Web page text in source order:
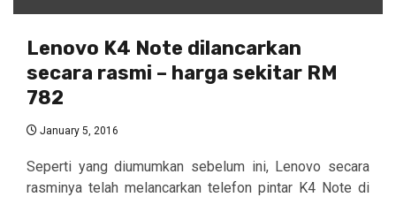
Lenovo K4 Note dilancarkan
secara rasmi – harga sekitar RM
782
January 5, 2016
Seperti yang diumumkan sebelum ini, Lenovo secara
rasminya telah melancarkan telefon pintar K4 Note di